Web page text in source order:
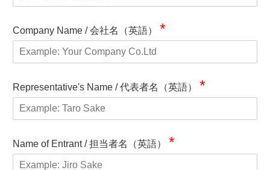
Company Name / 会社名（英語） *
Representative's Name / 代表者名（英語） *
Name of Entrant / 担当者名（英語） *